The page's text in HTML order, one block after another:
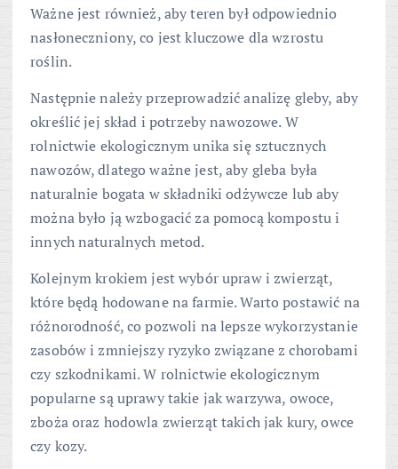
Ważne jest również, aby teren był odpowiednio
nasłoneczniony, co jest kluczowe dla wzrostu
roślin.
Następnie należy przeprowadzić analizę gleby, aby
określić jej skład i potrzeby nawozowe. W
rolnictwie ekologicznym unika się sztucznych
nawozów, dlatego ważne jest, aby gleba była
naturalnie bogata w składniki odżywcze lub aby
można było ją wzbogacić za pomocą kompostu i
innych naturalnych metod.
Kolejnym krokiem jest wybór upraw i zwierząt,
które będą hodowane na farmie. Warto postawić na
różnorodność, co pozwoli na lepsze wykorzystanie
zasobów i zmniejszy ryzyko związane z chorobami
czy szkodnikami. W rolnictwie ekologicznym
popularne są uprawy takie jak warzywa, owoce,
zboża oraz hodowla zwierząt takich jak kury, owce
czy kozy.